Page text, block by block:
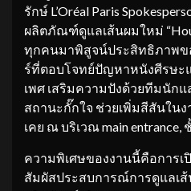
รักษ์ L’Oréal Paris
ผลิตภัณฑ์ดูแลเส้นผมใหม่
ทุกคนมาพิสูจน์ประสิทธิภาพ
ร์ที่ตอบโจทย์ปัญหาหนังศีรษะ
เพศ เสริมความปังด้วยทีมนักแ
สถานะกั๊กใจ ช่วยเพิ่มสีสันใน
เคย ณ บริเวณ main entrance,
ความพิเศษของงานนี้คือการเ
สัมผัสประสบการณ์การดูแลเ